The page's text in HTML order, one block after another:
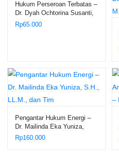
Hukum Perseroan Terbatas –
Dr. Dyah Ochtorina Susanti,
S.H.,
Rp65.000
Pengantar Hukum Energi –
Dr. Mailinda Eka Yuniza,
S.H., LL.M., dan Tim
Rp160.000